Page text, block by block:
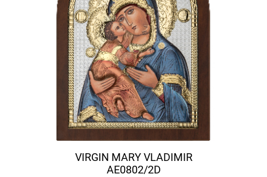
VIRGIN MARY VLADIMIR
AE0802/2D